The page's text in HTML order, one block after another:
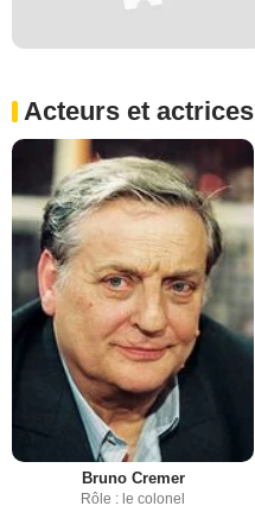
Acteurs et actrices
Bruno Cremer
Rôle : le colonel